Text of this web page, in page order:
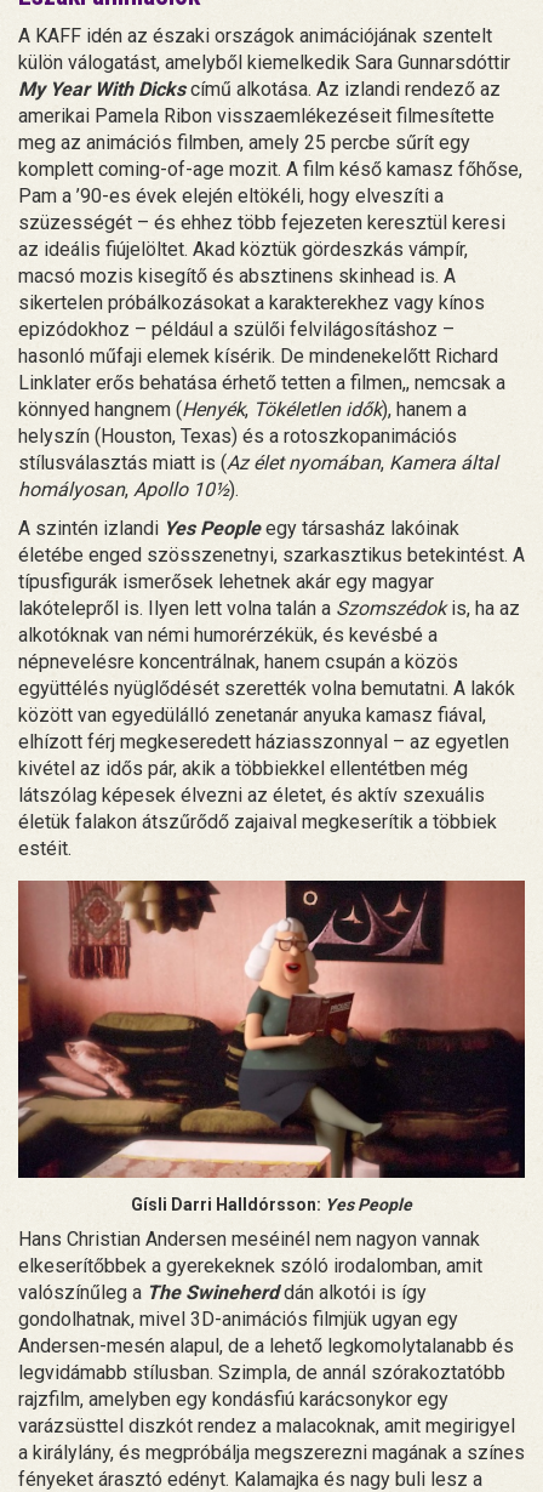
A KAFF idén az északi országok animációjának szentelt
külön válogatást, amelyből kiemelkedik Sara Gunnarsdóttir
My Year With Dickscímű alkotása. Az izlandi rendező az
amerikai Pamela Ribon visszaemlékezéseit filmesítette
meg az animációs filmben, amely 25 percbe sűrít egy
komplett coming-of-age mozit. A film késő kamasz főhőse,
Pam a ’90-es évek elején eltökéli, hogy elveszíti a
szüzességét – és ehhez több fejezeten keresztül keresi
az ideális fiújelöltet. Akad köztük gördeszkás vámpír,
macsó mozis kisegítő és absztinens skinhead is. A
sikertelen próbálkozásokat a karakterekhez vagy kínos
epizódokhoz – például a szülői felvilágosításhoz –
hasonló műfaji elemek kísérik. De mindenekelőtt Richard
Linklater erős behatása érhető tetten a filmen,, nemcsak a
könnyed hangnem (Henyék, Tökéletlen idők), hanem a
helyszín (Houston, Texas) és a rotoszkopanimációs
stílusválasztás miatt is (Az élet nyomában, Kamera által
homályosan, Apollo 10½).
A szintén izlandi Yes People egy társasház lakóinak
életébe enged szösszenetnyi, szarkasztikus betekintést. A
típusfigurák ismerősek lehetnek akár egy magyar
lakótelepről is. Ilyen lett volna talán a Szomszédokis, ha az
alkotóknak van némi humorérzékük, és kevésbé a
népnevelésre koncentrálnak, hanem csupán a közös
együttélés nyüglődését szerették volna bemutatni. A lakók
között van egyedülálló zenetanár anyuka kamasz fiával,
elhízott férj megkeseredett háziasszonnyal – az egyetlen
kivétel az idős pár, akik a többiekkel ellentétben még
látszólag képesek élvezni az életet, és aktív szexuális
életük falakon átszűrődő zajaival megkeserítik a többiek
estéit.
Gísli Darri Halldórsson: Yes People
Hans Christian Andersen meséinél nem nagyon vannak
elkeserítőbbek a gyerekeknek szóló irodalomban, amit
valószínűleg a The Swineherddán alkotói is így
gondolhatnak, mivel 3D-animációs filmjük ugyan egy
Andersen-mesén alapul, de a lehető legkomolytalanabb és
legvidámabb stílusban. Szimpla, de annál szórakoztatóbb
rajzfilm, amelyben egy kondásfiú karácsonykor egy
varázsüsttel diszkót rendez a malacoknak, amit megirigyel
a királylány, és megpróbálja megszerezni magának a színes
fényeket árasztó edényt. Kalamajka és nagy buli lesz a